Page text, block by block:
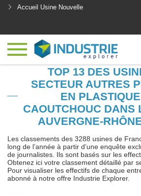
Accueil Usine Nouvelle
TOP 13 DES
SECTEUR AUTRES
EN
CAOUTCHOUC DANS
AUVERGNE-
Les classements des 3288 usines de
long de l’année à partir d’une enquête
de journalistes. Ils sont basés sur les
Obtenez ici votre classement détaillé par
Pour visualiser les effectifs de chaque
abonné à notre offre Industrie Explorer.